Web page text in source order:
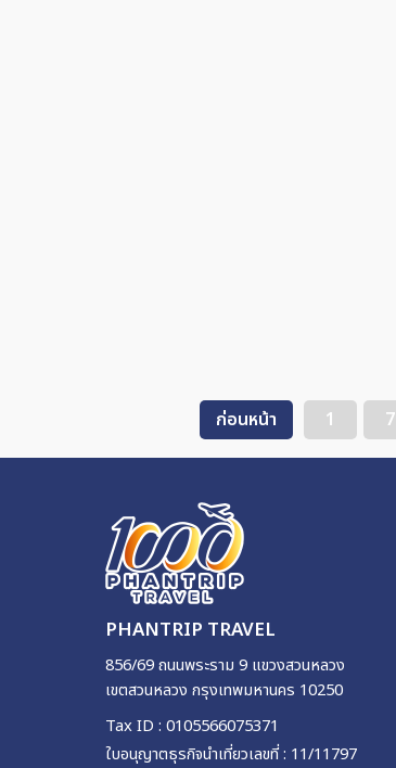
ก่อนหน้า 1 7
PHANTRIP TRAVEL
856/69 ถนนพระราม 9 แขวงสวนหลวง
เขตสวนหลวง กรุงเทพมหานคร 10250
Tax ID : 0105566075371
ใบอนุญาตธุรกิจนำเที่ยวเลขที่ : 11/11797